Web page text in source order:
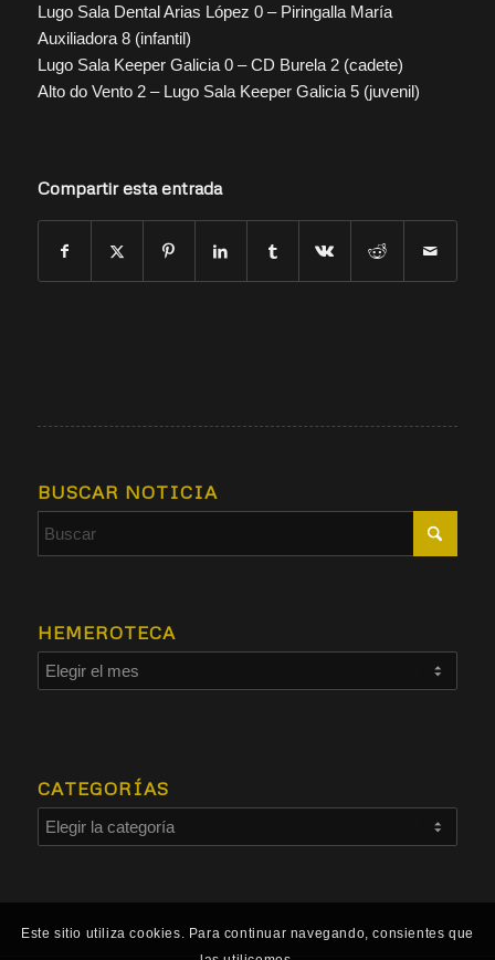
Lugo Sala Dental Arias López 0 – Piringalla María
Auxiliadora 8 (infantil)
Lugo Sala Keeper Galicia 0 – CD Burela 2 (cadete)
Alto do Vento 2 – Lugo Sala Keeper Galicia 5 (juvenil)
Compartir esta entrada
BUSCAR NOTICIA
HEMEROTECA
CATEGORÍAS
Este sitio utiliza cookies. Para continuar navegando, consientes que